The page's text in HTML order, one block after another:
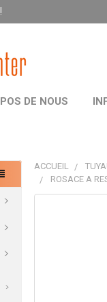
DE NOUS
ACCUEIL
ROSACE A